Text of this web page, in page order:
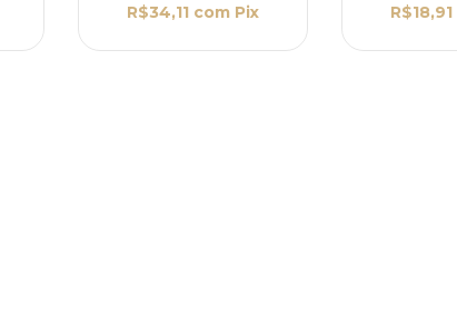
R$34,11 com Pix R$18,91